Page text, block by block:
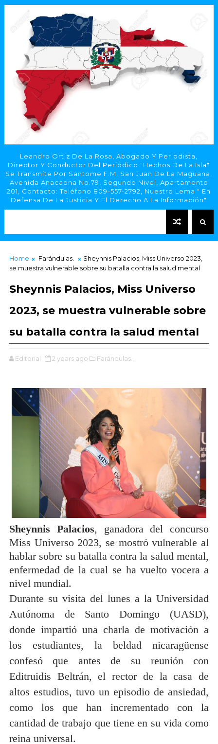
Leandro Ortiz De La Rosa, Abogado Y Periodista,
Director Y Conductor Del Periódico "Hechos De La Isla"
Se Transmite Por Santome F.M. San Juan De La Maguana,
Avenida Anacaona No.79, Segundo Nivel, Apartamento
201, Contacto: Teléfono 809-557-2792, Nuestro Lema " En
Defensa De La Justicia Y El Derecho A La Información"
Home Farándulas.
Sheynnis Palacios, Miss Universo 2023,
se muestra vulnerable sobre su batalla contra la salud mental
Sheynnis Palacios, Miss Universo
2023, se muestra vulnerable sobre
su batalla contra la salud mental
Editorial 2 years ago Farándulas.,
Sheynnis Palacios, ganadora del concurso
Miss Universo 2023, se mostró vulnerable al
hablar sobre su batalla contra la salud mental,
enfermedad de la cual se ha vuelto vocera a
nivel mundial.
Durante su visita del lunes a la Universidad
Autónoma de Santo Domingo (UASD),
donde impartió una charla de motivación a
los estudiantes, la beldad nicaragüense
confesó que antes de su reunión con
Editruidis Beltrán, el rector de la casa de
altos estudios, tuvo un episodio de ansiedad,
como los que han incrementado con la
cantidad de trabajo que tiene en su vida como
reina universal.